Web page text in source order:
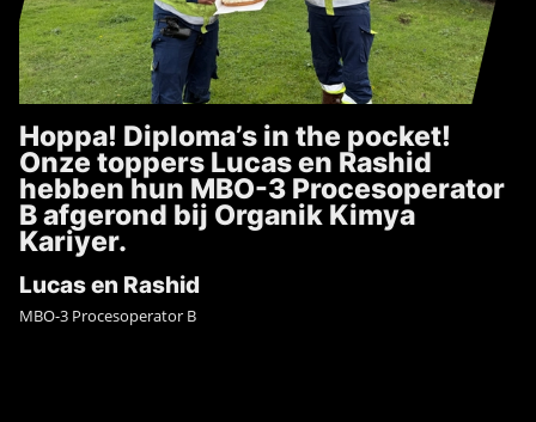
Hoppa! Diploma’s in the pocket!
Onze toppers Lucas en Rashid
hebben hun MBO-3 Procesoperator
B afgerond bij Organik Kimya
Kariyer.
Lucas en Rashid
MBO-3 Procesoperator B